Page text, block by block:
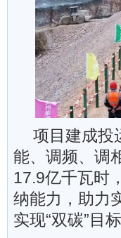
项目建成投
能、调频、调
17.9亿千瓦时
纳能力，助力
实现“双碳”目